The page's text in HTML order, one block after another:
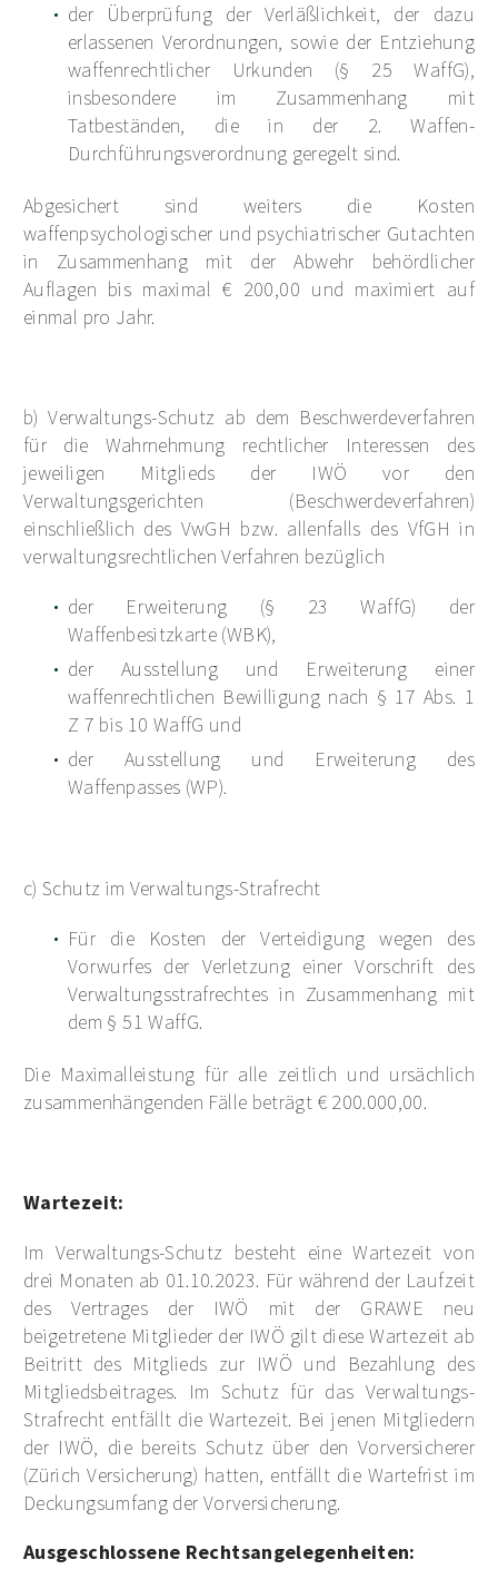
der Überprüfung der Verläßlichkeit, der dazu
erlassenen Verordnungen, sowie der Entziehung
waffenrechtlicher Urkunden (§ 25 WaffG),
insbesondere im Zusammenhang mit
Tatbeständen, die in der 2. Waffen-
Durchführungsverordnung geregelt sind.
Abgesichert sind weiters die Kosten
waffenpsychologischer und psychiatrischer Gutachten
in Zusammenhang mit der Abwehr behördlicher
Auflagen bis maximal € 200,00 und maximiert auf
einmal pro Jahr.
b) Verwaltungs-Schutz ab dem Beschwerdeverfahren
für die Wahrnehmung rechtlicher Interessen des
jeweiligen Mitglieds der IWÖ vor den
Verwaltungsgerichten (Beschwerdeverfahren)
einschließlich des VwGH bzw. allenfalls des VfGH in
verwaltungsrechtlichen Verfahren bezüglich
der Erweiterung (§ 23 WaffG) der
Waffenbesitzkarte (WBK),
der Ausstellung und Erweiterung einer
waffenrechtlichen Bewilligung nach § 17 Abs. 1
Z 7 bis 10 WaffG und
der Ausstellung und Erweiterung des
Waffenpasses (WP).
c) Schutz im Verwaltungs-Strafrecht
Für die Kosten der Verteidigung wegen des
Vorwurfes der Verletzung einer Vorschrift des
Verwaltungsstrafrechtes in Zusammenhang mit
dem § 51 WaffG.
Die Maximalleistung für alle zeitlich und ursächlich
zusammenhängenden Fälle beträgt € 200.000,00.
Wartezeit:
Im Verwaltungs-Schutz besteht eine Wartezeit von
drei Monaten ab 01.10.2023. Für während der Laufzeit
des Vertrages der IWÖ mit der GRAWE neu
beigetretene Mitglieder der IWÖ gilt diese Wartezeit ab
Beitritt des Mitglieds zur IWÖ und Bezahlung des
Mitgliedsbeitrages. Im Schutz für das Verwaltungs-
Strafrecht entfällt die Wartezeit. Bei jenen Mitgliedern
der IWÖ, die bereits Schutz über den Vorversicherer
(Zürich Versicherung) hatten, entfällt die Wartefrist im
Deckungsumfang der Vorversicherung.
Ausgeschlossene Rechtsangelegenheiten: